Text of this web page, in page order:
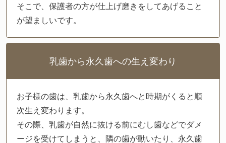
そこで、保護者の方が仕上げ磨きをしてあげること
が望ましいです。
乳歯から永久歯への生え変わり
お子様の歯は、乳歯から永久歯へと時期がくると順
次生え変わります。
その際、乳歯が自然に抜ける前にむし歯などでダメ
ージを受けてしまうと、隣の歯が動いたり、永久歯